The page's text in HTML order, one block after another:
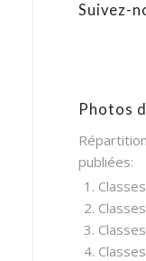
Suivez-
Photos
publiées:
1.
2.
3.
4.